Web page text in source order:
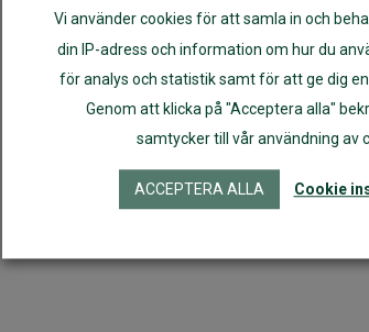
Vi använder cookies för att samla in och
din IP-adress och information om hur du
för analys och statistik samt för att ge dig
Genom att klicka på "Acceptera alla"
samtycker till vår användning av
ACCEPTERA ALLA Cookie